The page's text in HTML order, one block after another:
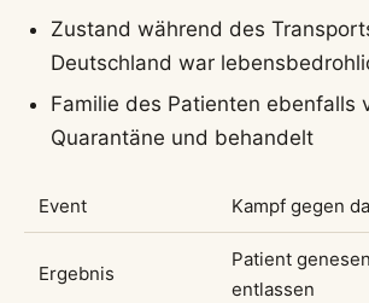
Zustand während des
Deutschland war
Familie des Patienten ebenfalls
Quarantäne und behandelt
Event Kampf gegen
Ergebnis
Patient
entlassen